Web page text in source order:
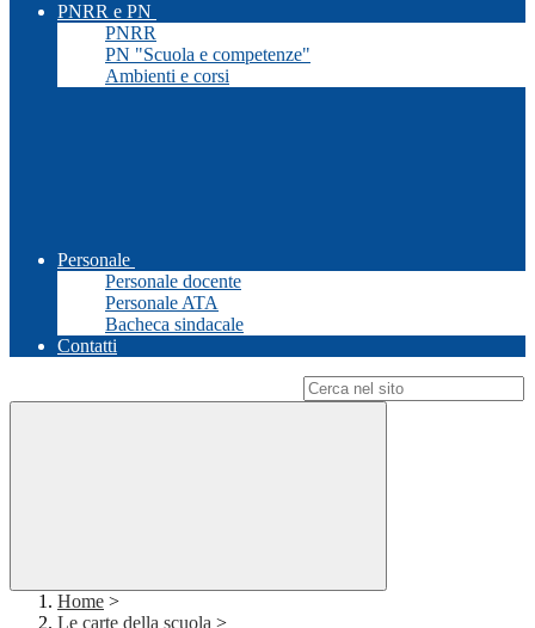
PNRR e PN
PNRR
PN "Scuola e competenze"
Ambienti e corsi
Personale
Personale docente
Personale ATA
Bacheca sindacale
Contatti
Home >
Le carte della scuola >